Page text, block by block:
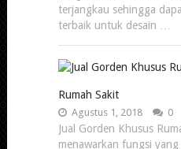
terjangkau sehingga
terbaik untuk desain …
Rumah Sakit
Agustus 1, 2018 0
Jual Gorden Khusus
menawarkan fungsi